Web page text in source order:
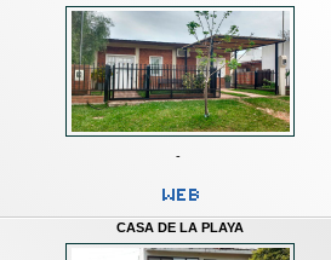
-
CASA DE LA PLAYA